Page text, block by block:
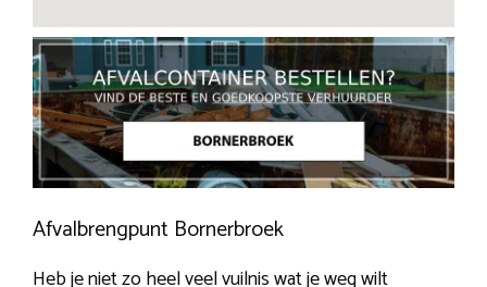
Afvalbrengpunt Bornerbroek
Heb je niet zo heel veel vuilnis wat je weg wilt